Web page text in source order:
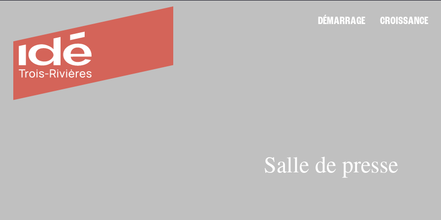
DÉMARRAGE CROISSANCE
Salle de presse